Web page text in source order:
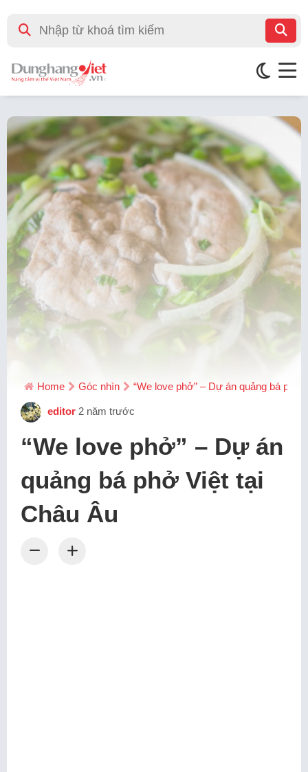
Home Góc nhìn “We love phở” – Dự án quảng bá phở
editor 2 năm trước
“We love phở” – Dự án
quảng bá phở Việt tại
Châu Âu